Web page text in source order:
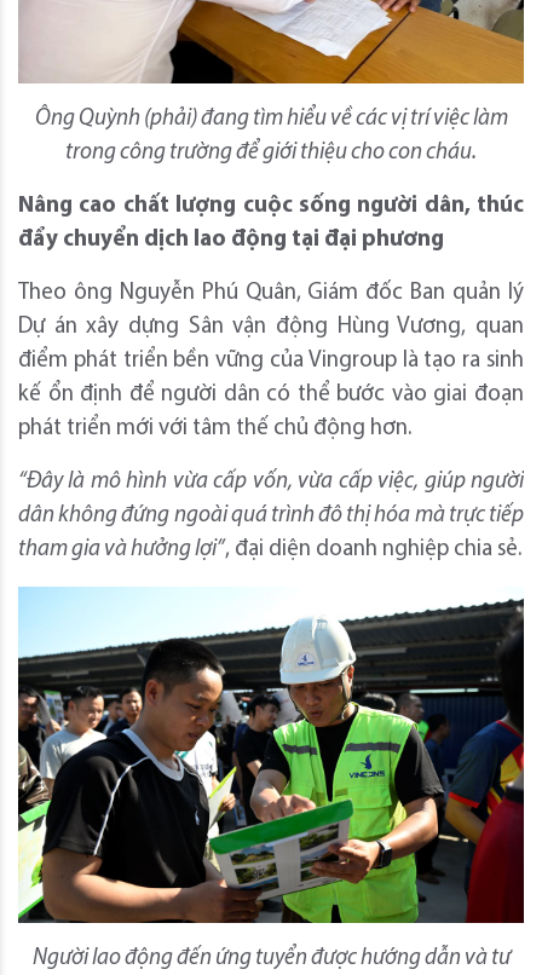
Ông Quỳnh (phải)đang tìm hiểu về các vị trí việc làm
trong công trường để giới thiệu cho con cháu.
Nâng cao chất lượng cuộc sống người dân, thúc
đẩy chuyển dịch lao động tại đại phương
Theo ông Nguyễn Phú Quân, Giám đốc Ban quản lý
Dự án xây dựng Sân vận động Hùng Vương, quan
điểm phát triển bền vững của Vingroup là tạo ra sinh
kế ổn định để người dân có thể bước vào giai đoạn
phát triển mới với tâm thế chủ động hơn.
“Đây là mô hình vừa cấp vốn, vừa cấp việc, giúp người
dân không đứng ngoài quá trình đô thị hóa mà trực tiếp
tham gia và hưởng lợi”, đại diện doanh nghiệp chia sẻ.
Người lao động đến ứng tuyển được hướngdẫn và tư